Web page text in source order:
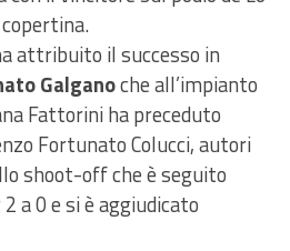
attribuito il successo in
Galganoche all’impianto
Fattorini ha preceduto
Fortunato Colucci, autori
shoot-off che è seguito
a 0 e si è aggiudicato